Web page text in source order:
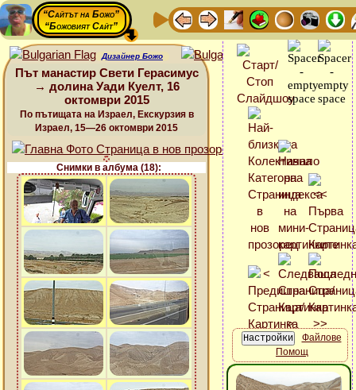
“Сайтът на Божо”
“Божовият Сайт”
Дизайнер Божо
Път манастир Свети Герасимус
→ долина Уади Куелт, 16
октомври 2015
По пътищата на Израел, Екскурзия в
Израел, 15—26 октомври 2015
Снимки в албума (18):
Файлове
Помощ